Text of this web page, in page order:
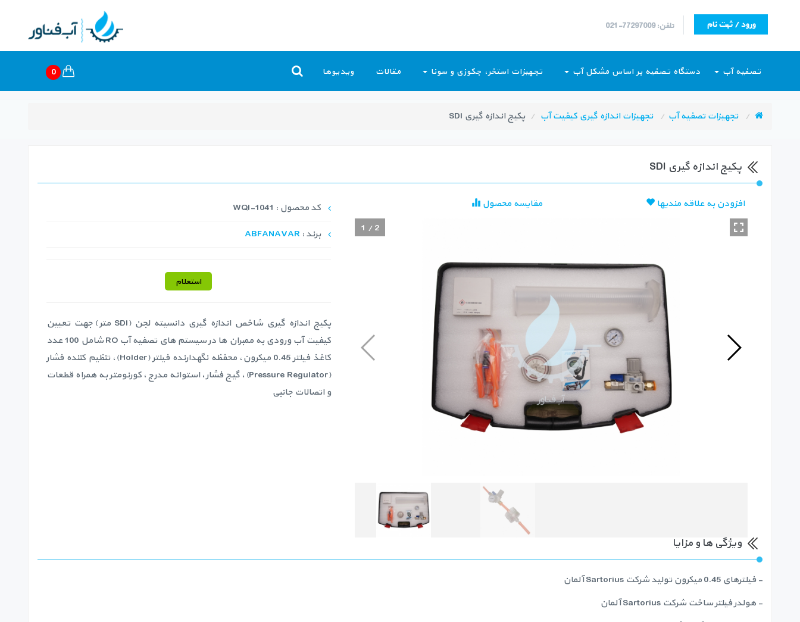
تلفن: 77297009-021 ورود / ثبت نام
تصفیه آب دستگاه تصفیه بر اساس مشکل آب تجهیزات استخر، جکوزی و سونا مقالات ویدیوها 0
تجهیزات تصفیه آب تجهیزات اندازه گیری کیفیت آب پکیج اندازه گیری SDI
پکیج اندازه گیری SDI
افزودن به علاقه مندیها
مقایسه محصول
1 /2
کد محصول : WQI-1041
برند : ABFANAVAR
استعلام
پکیج اندازه گیری شاخص اندازه گیری دانسیته لجن (SDI متر) جهت تعیین
کیفیت آب ورودی به ممبران ها در سیستم های تصفیه آب RO شامل 100 عدد
کاغذ فیلتر 0.45 میکرون، محفظه نگهدارنده فیلتر (Holder)، تنظیم کننده فشار
(Pressure Regulator)، گیج فشار، استوانه مدرج، کورنومتر به همراه قطعات
و اتصالات جانبی
ویژگی ها و مزایا
- فیلترهای 0.45 میکرون تولید شرکت Sartorius آلمان
- هولدر فیلتر ساخت شرکت Sartorius آلمان